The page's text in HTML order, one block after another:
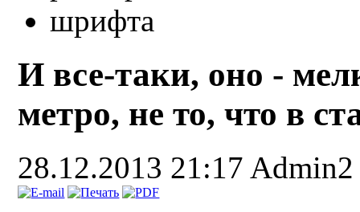
И все-таки, оно -
метро, не то, что в
28.12.2013 21:17 Admin2